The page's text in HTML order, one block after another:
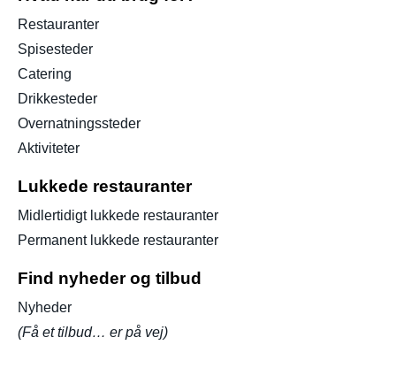
Restauranter
Spisesteder
Catering
Drikkesteder
Overnatningssteder
Aktiviteter
Lukkede restauranter
Midlertidigt lukkede restauranter
Permanent lukkede restauranter
Find nyheder og tilbud
Nyheder
(Få et tilbud… er på vej)